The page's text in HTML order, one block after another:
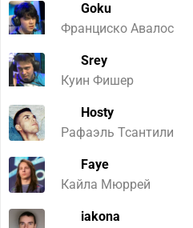
Goku
Франциско Авалос
Srey
Куин Фишер
Hosty
Рафаэль Тсантили
Faye
Кайла Мюррей
iakona